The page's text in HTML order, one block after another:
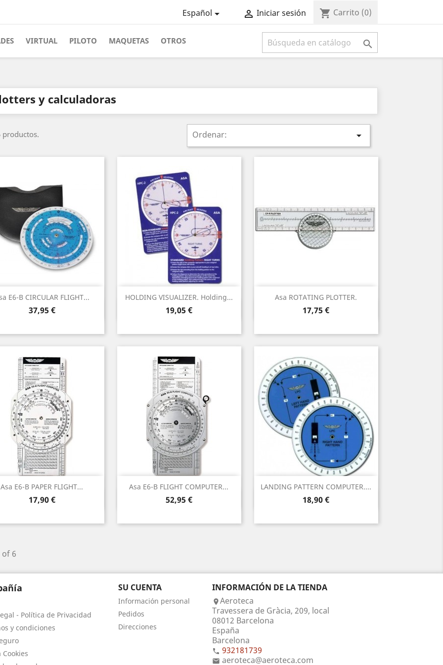
Español  Iniciar sesión shopping_cart Carrito (0)
VIRTUAL PILOTO MAQUETAS OTROS 
y calculadoras
productos. Ordenar: 
E6-B CIRCULAR FLIGHT...
Precio
37,95 €
Vista rápida
HOLDING VISUALIZER. Holding...
Precio
19,05 €
Vista rápida
Asa ROTATING PLOTTER.
Precio
17,75 €
Vista rápida
Asa E6-B PAPER FLIGHT...
Precio
17,90 €
Vista rápida
Asa E6-B FLIGHT COMPUTER...
Precio
52,95 €
Vista rápida
LANDING PATTERN COMPUTER....
Precio
18,90 €
Vista rápida
of 6
- Política de Privacidad
y condiciones
Cookies
SU CUENTA
Información personal
Pedidos
Direcciones
INFORMACIÓN DE LA TIENDA
Aeroteca
Travessera de Gràcia, 209, local
08012 Barcelona
España
Barcelona
 932181739
 aeroteca@aeroteca.com